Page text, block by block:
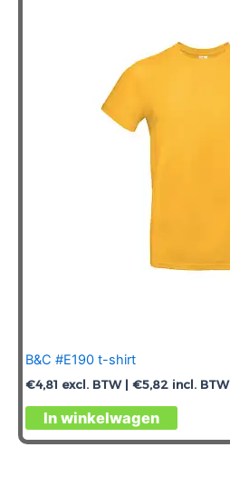
B&C #E190 t-shirt
€4,81 excl. BTW | €5,82 incl. BTW
In winkelwagen
Dit
product